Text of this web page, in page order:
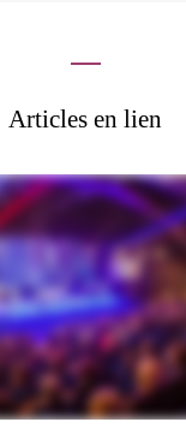
Articles en lien